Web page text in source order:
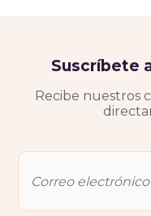
Suscríbete
Recibe nuestros